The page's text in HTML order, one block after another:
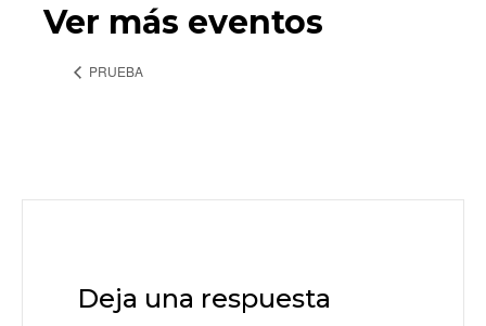
Ver más eventos
PRUEBA
Deja una respuesta